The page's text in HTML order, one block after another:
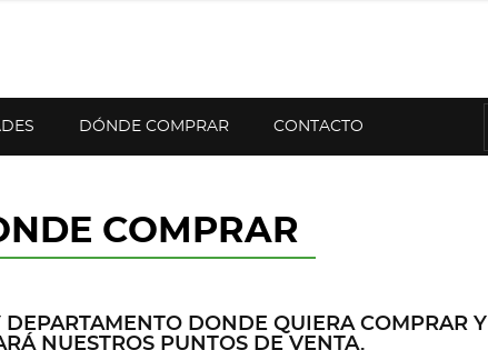
DÓNDE COMPRAR CONTACTO
COMPRAR
DONDE QUIERA COMPRAR Y
NUESTROS PUNTOS DE VENTA.